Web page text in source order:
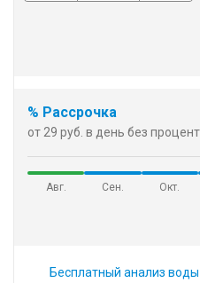
% Рассрочка
от 29 руб. в день без
Авг. Сен. Окт.
Бесплатный анализ